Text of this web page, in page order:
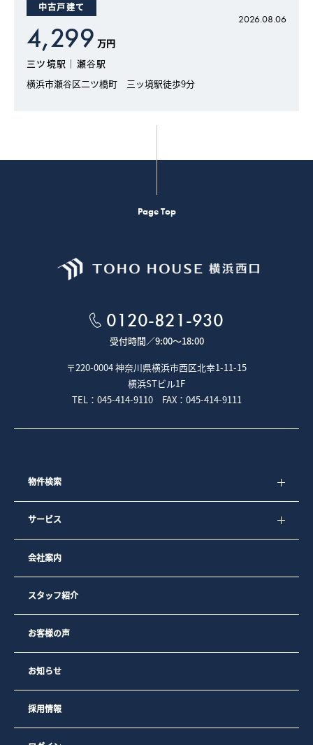
中古戸建て
2026.08.06
4,299 万円
三ツ境駅｜瀬谷駅
横浜市瀬谷区二ツ橋町 三ッ境駅徒歩9分
Page Top
0120-821-930
受付時間／9:00～18:00
〒220-0004 神奈川県横浜市西区北幸1-11-15
横浜STビル1F
TEL：045-414-9110 FAX：045-414-9111
物件検索
サービス
会社案内
スタッフ紹介
お客様の声
お知らせ
採用情報